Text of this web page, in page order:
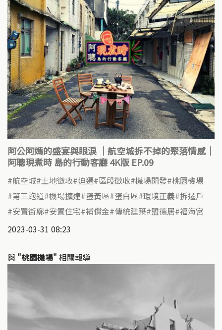
阿公阿媽的盛宴與眼淚 ｜航空城拆不掉的聚落情感｜
阿聰現煮時 島的行動客廳 4K版 EP.09
航空城 土地徵收 迫遷 區段徵收 機場開發 桃園機場
第三跑道 機場擴建 蛋黃區 蛋白區 環境正義 拆遷戶
安置街廓 安置住宅 補償金 傳統建築 盟德居 福海宮
2023-03-31 08:23
與 "桃園機場" 相關報導